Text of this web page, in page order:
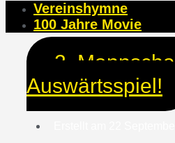
Vereinshymne
100 Jahre Movie
2.
Auswärtsspiel!